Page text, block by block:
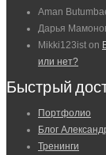
Aman
Дарья
Mikki123ist on
или нет?
Быстрый
Портфолио
Блог
Тренинги